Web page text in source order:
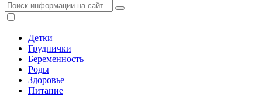
Детки
Груднички
Беременность
Роды
Здоровье
Питание